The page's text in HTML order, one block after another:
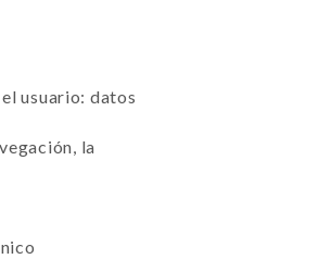
usuario: datos
la